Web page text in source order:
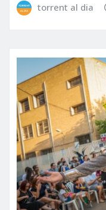
torrent al dia